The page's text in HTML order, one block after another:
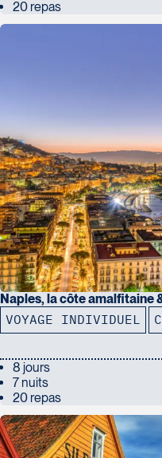
20 repas
Naples, la côte amalfitaine
VOYAGE INDIVIDUEL
8 jours
7 nuits
20 repas